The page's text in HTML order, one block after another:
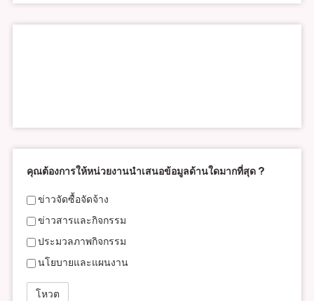
คุณต้องการให้หน่วยงานนำเสนอข้อมูลด้านใดมากที่สุด ?
ข่าวจัดซื้อจัดจ้าง
ข่าวสารและกิจกรรม
ประมวลภาพกิจกรรม
นโยบายและแผนงาน